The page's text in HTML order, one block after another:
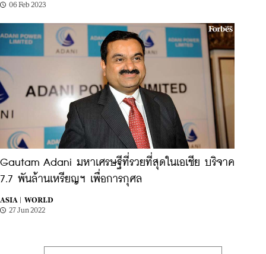
06 Feb 2023
Gautam Adani มหาเศรษฐีที่รวยที่สุดในเอเชีย บริจาค
7.7 พันล้านเหรียญฯ เพื่อการกุศล
ASIA |
WORLD
27 Jun 2022